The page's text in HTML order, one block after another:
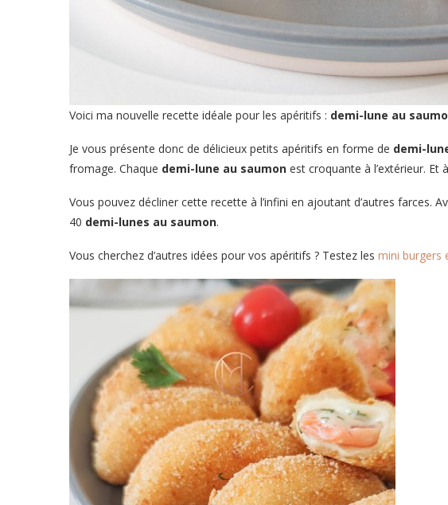
Voici ma nouvelle recette idéale pour les apéritifs : demi-lune au
Je vous présente donc de délicieux petits apéritifs en forme de demi-
fromage. Chaque demi-lune au saumon est croquante à l’extérieur. Et
Vous pouvez décliner cette recette à l’infini en ajoutant d’autres farces.
40 demi-lunes au saumon.
Vous cherchez d’autres idées pour vos apéritifs ? Testez les mini burgers